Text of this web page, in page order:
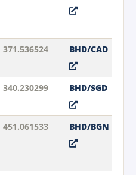
371.536524 BHD/CAD
340.230299 BHD/SGD
451.061533 BHD/BGN